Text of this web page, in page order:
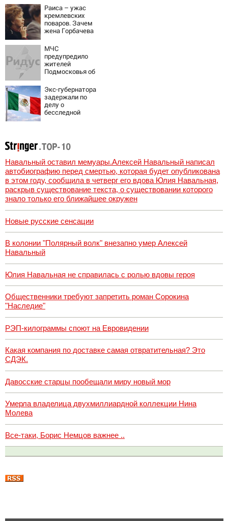
новости,
подробности об
ударах России 9
августа 2026 года
Раиса – ужас
кремлевских
поваров. Зачем
жена Горбачева
видов каши
каждое утро?
МЧС
предупредило
жителей
Подмосковья об
дронов
Экс-губернатора
задержали по
делу о
бесследной
Навальный оставил мемуары.Алексей Навальный написал
автобиографию перед смертью, которая будет опубликована
в этом году, сообщила в четверг его вдова Юлия Навальная,
раскрыв существование текста, о существовании которого
знало только его ближайшее окружен
Новые русские сенсации
В колонии "Полярный волк" внезапно умер Алексей
Навальный
Юлия Навальная не справилась с ролью вдовы героя
Общественники требуют запретить роман Сорокина
"Наследие"
РЭП-килограммы споют на Евровидении
Какая компания по доставке самая отвратительная? Это
СДЭК.
Давосские старцы пообещали миру новый мор
Умерла владелица двухмиллиардной коллекции Нина
Молева
Все-таки, Борис Немцов важнее ..